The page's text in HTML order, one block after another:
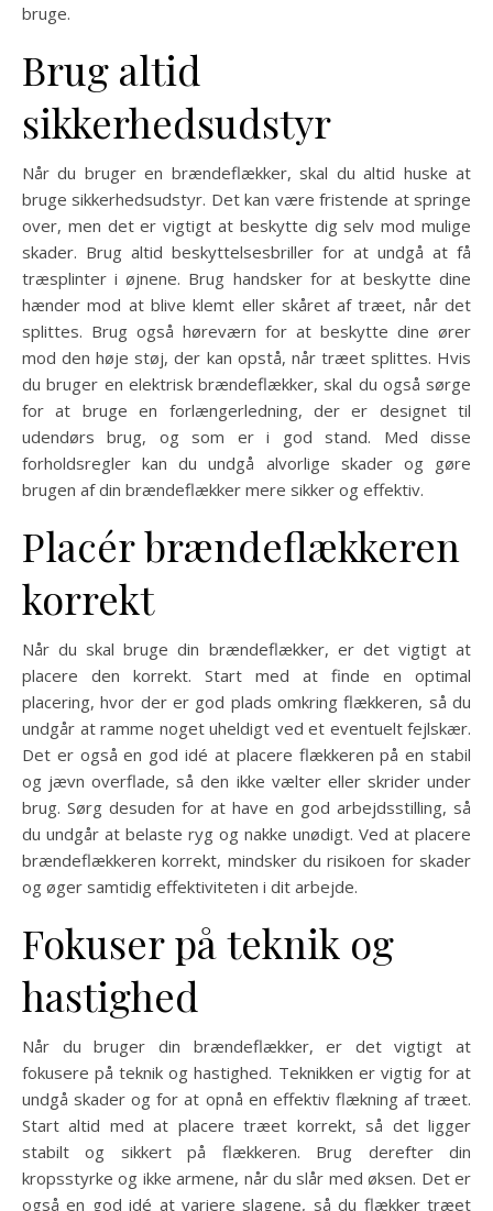
bruge.
Brug altid
sikkerhedsudstyr
Når du bruger en brændeflækker, skal du altid huske at
bruge sikkerhedsudstyr. Det kan være fristende at springe
over, men det er vigtigt at beskytte dig selv mod mulige
skader. Brug altid beskyttelsesbriller for at undgå at få
træsplinter i øjnene. Brug handsker for at beskytte dine
hænder mod at blive klemt eller skåret af træet, når det
splittes. Brug også høreværn for at beskytte dine ører
mod den høje støj, der kan opstå, når træet splittes. Hvis
du bruger en elektrisk brændeflækker, skal du også sørge
for at bruge en forlængerledning, der er designet til
udendørs brug, og som er i god stand. Med disse
forholdsregler kan du undgå alvorlige skader og gøre
brugen af din brændeflækker mere sikker og effektiv.
Placér brændeflækkeren
korrekt
Når du skal bruge din brændeflækker, er det vigtigt at
placere den korrekt. Start med at finde en optimal
placering, hvor der er god plads omkring flækkeren, så du
undgår at ramme noget uheldigt ved et eventuelt fejlskær.
Det er også en god idé at placere flækkeren på en stabil
og jævn overflade, så den ikke vælter eller skrider under
brug. Sørg desuden for at have en god arbejdsstilling, så
du undgår at belaste ryg og nakke unødigt. Ved at placere
brændeflækkeren korrekt, mindsker du risikoen for skader
og øger samtidig effektiviteten i dit arbejde.
Fokuser på teknik og
hastighed
Når du bruger din brændeflækker, er det vigtigt at
fokusere på teknik og hastighed. Teknikken er vigtig for at
undgå skader og for at opnå en effektiv flækning af træet.
Start altid med at placere træet korrekt, så det ligger
stabilt og sikkert på flækkeren. Brug derefter din
kropsstyrke og ikke armene, når du slår med øksen. Det er
også en god idé at variere slagene, så du flækker træet